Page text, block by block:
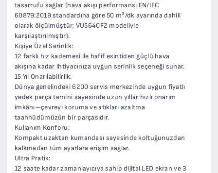
tasarrufu sağlar (hava akışı performansı EN/IEC
60879:2019 standardına göre 50 m³/dk ayarında dahili
olarak ölçülmüştür; VU5640F2 modeliyle
karşılaştırılmıştır).
Kişiye Özel Serinlik:
12 farklı hız kademesi ile hafif esintiden güçlü hava
akışına kadar ihtiyacınıza uygun serinlik seçeneği sunar.
15 Yıl Onarılabilirlik:
Dünya genelindeki 6200 servis merkezinde uygun fiyatlı
yedek parça temini sayesinde uzun yıllar hızlı onarım
imkânı—çevreyi koruma ve atıkları azaltma
taahhüdümüzün bir parçasıdır.
Kullanım Konforu:
Kompakt uzaktan kumandası sayesinde koltuğunuzdan
kalkmadan tüm ayarlara erişim sağlar.
Ultra Pratik:
12 saate kadar zamanlayıcıya sahip dijital LED ekran ve 3